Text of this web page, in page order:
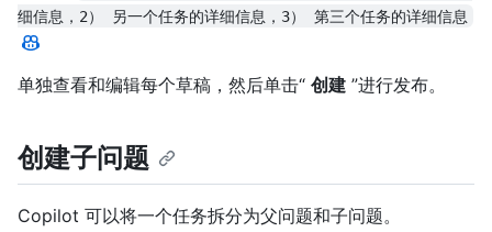
细信息，2） 另一个任务的详细信息，3） 第三个任务的详细信息
单独查看和编辑每个草稿，然后单击“ 创建 ”进行发布。
创建子问题
Copilot 可以将一个任务拆分为父问题和子问题。